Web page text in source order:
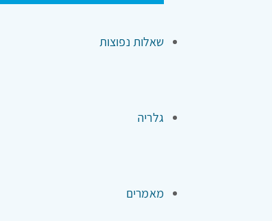
שאלות נפוצות
גלריה
מאמרים